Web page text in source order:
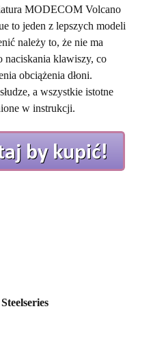
MODECOM Volcano
to jeden z lepszych modeli
należy to, że nie ma
naciskania klawiszy, co
obciążenia dłoni.
a wszystkie istotne
w instrukcji.